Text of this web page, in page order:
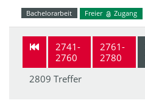
Bachelorarbeit Freier Zugang
2741-
2760
2761-
2780
2809 Treffer